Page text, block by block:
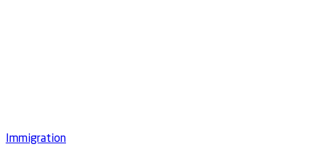
Immigration